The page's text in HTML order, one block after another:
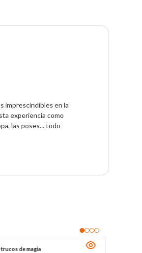
imprescindibles en la
experiencia como
las poses... todo
de magia